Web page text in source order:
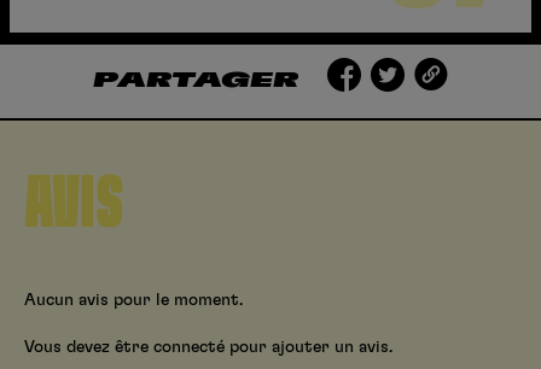
PARTAGER
AVIS
Aucun avis pour le moment.
Vous devez être connecté pour ajouter un avis.